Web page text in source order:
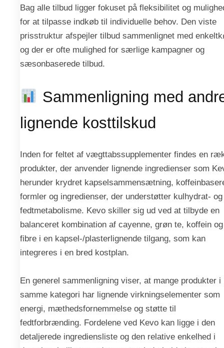
Bag alle tilbud ligger fokuset på fleksibilitet og
for at tilpasse indkøb til individuelle behov. Den viste
prisstruktur afspejler tilbud sammenlignet med
og der er ofte mulighed for særlige kampagner og
sæsonbaserede tilbud.
Sammenligning med
lignende kosttilskud
Inden for feltet af vægttabssupplementer findes en
produkter, der anvender lignende ingredienser som
herunder krydret kapselsammensætning,
formler og ingredienser, der understøtter kulhydrat- og
fedtmetabolisme. Kevo skiller sig ud ved at tilbyde en
balanceret kombination af cayenne, grøn te, koffein og
fibre i en kapsel-/plasterlignende tilgang, som kan
integreres i en bred kostplan.
En generel sammenligning viser, at mange produkter i
samme kategori har lignende virkningselementer som
energi, mæthedsfornemmelse og støtte til
fedtforbrænding. Fordelene ved Kevo kan ligge i den
detaljerede ingrediensliste og den relative enkelhed i